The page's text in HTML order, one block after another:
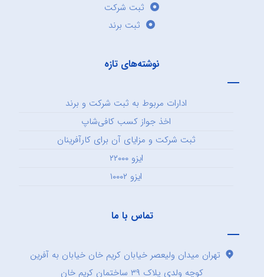
ثبت شرکت
ثبت برند
نوشته‌های تازه
ادارات مربوط به ثبت شرکت و برند
اخذ جواز کسب کافی‌شاپ
ثبت شرکت و مزایای آن برای کارآفرینان
ایزو ۲۲۰۰۰
ایزو ۱۰۰۰۲
تماس با ما
تهران میدان ولیعصر خیابان کریم خان خیابان به آفرین
کوچه ولدی پلاک ۳۹ ساختمان کریم خان